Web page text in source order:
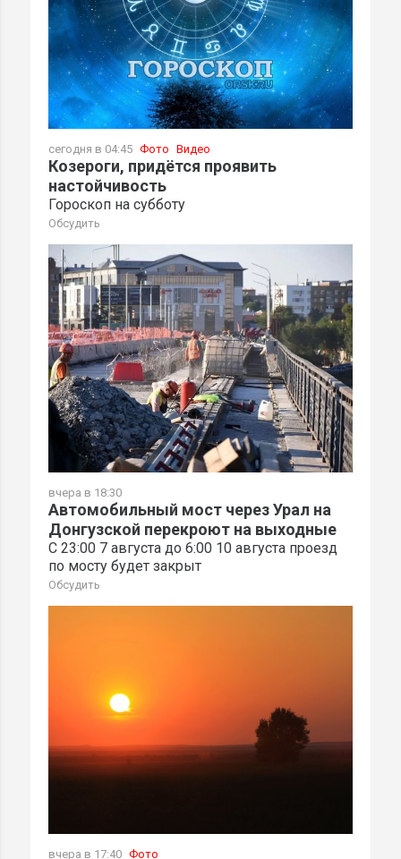
сегодня в 04:45 Фото Видео
Козероги, придётся проявить
настойчивость
Гороскоп на субботу
Обсудить
вчера в 18:30
Автомобильный мост через Урал на
Донгузской перекроют на выходные
С 23:00 7 августа до 6:00 10 августа проезд
по мосту будет закрыт
Обсудить
вчера в 17:40 Фото